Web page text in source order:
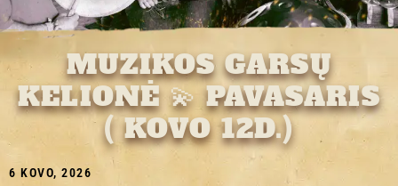
MUZIKOS GARSŲ
KELIONĖ 💫 PAVASARIS
( KOVO 12D.)
6 KOVO, 2026